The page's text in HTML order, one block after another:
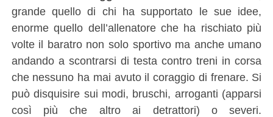
grande quello di chi ha supportato le sue idee,
enorme quello dell’allenatore che ha rischiato più
volte il baratro non solo sportivo ma anche umano
andando a scontrarsi di testa contro treni in corsa
che nessuno ha mai avuto il coraggio di frenare. Si
può disquisire sui modi, bruschi, arroganti (apparsi
così più che altro ai detrattori) o severi.